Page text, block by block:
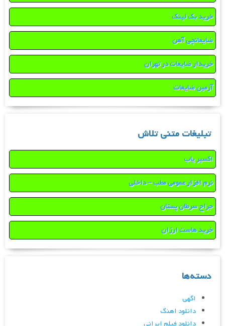
خرید بک لینک
ضایعاتچی آهن
خریدار ضایعات در تهران
آرمین ضایعات
تبلیغات متنی تلاش
اکسیر یاب
نرم افزار عمومی مطب – داخلی
جراح سرطان پستان
خرید هاست ارزان
دسته‌ها
اگهی
دانلود اهنگ